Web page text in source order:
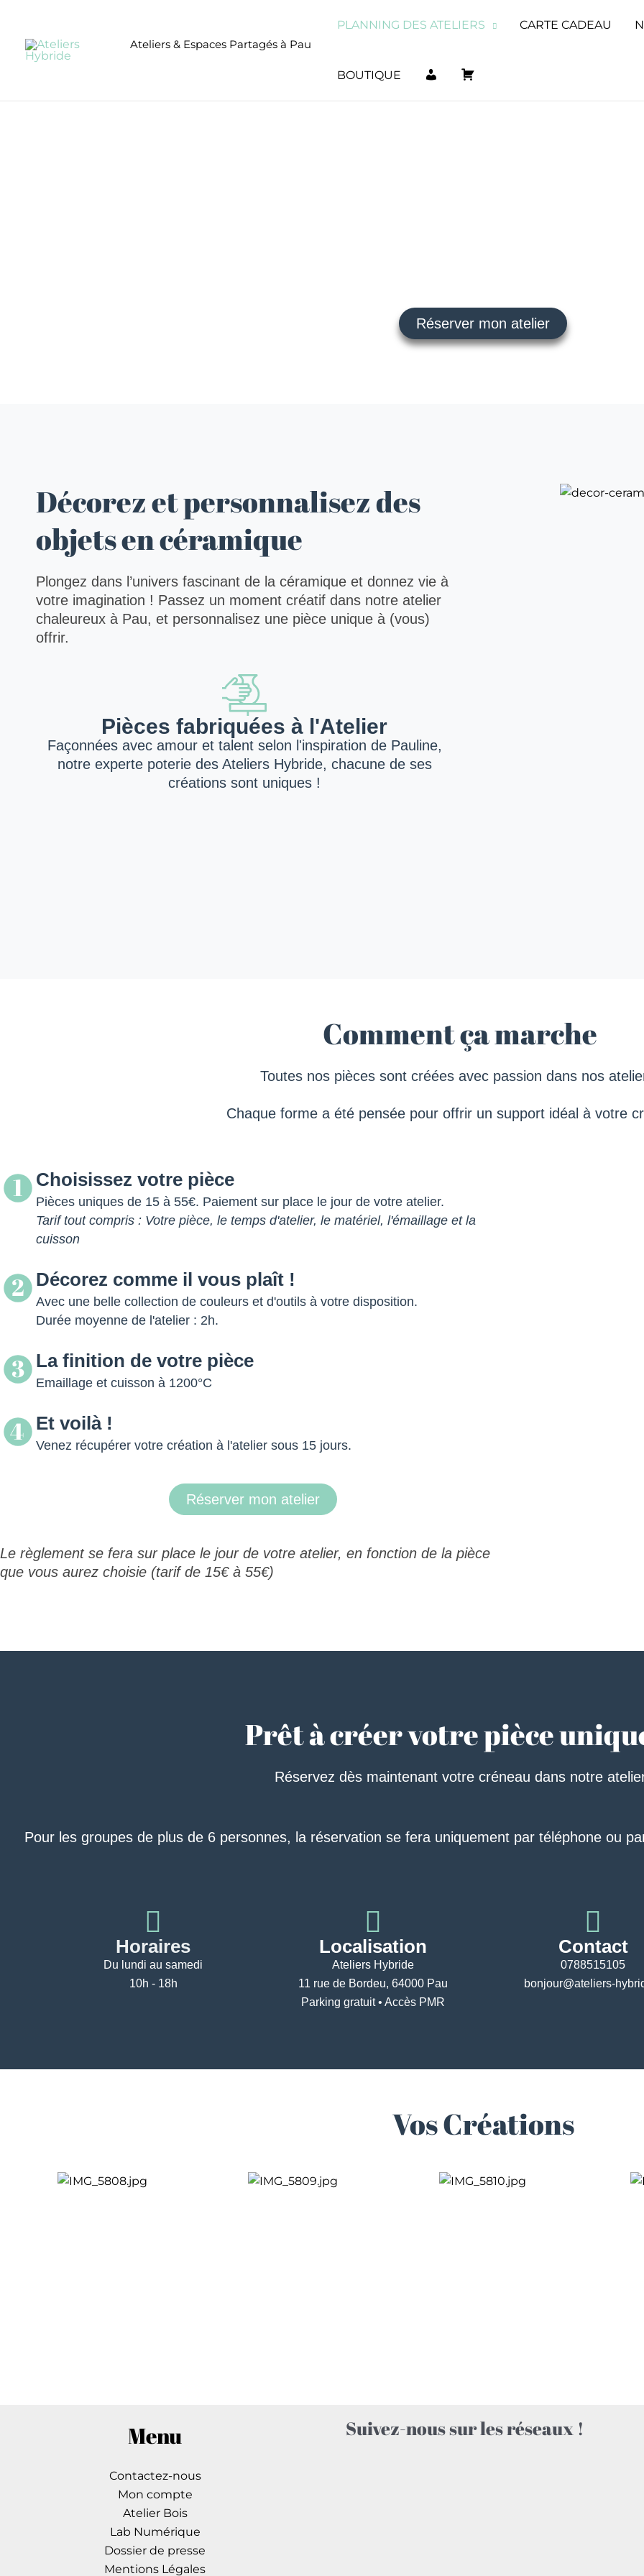
contenu
Ateliers & Espaces Partagés à Pau
PLANNING DES ATELIERS CARTE CADEAU
BOUTIQUE
M
P
R
Réserver mon atelier
Décorez et personnalisez des
objets en céramique
Plongez dans l’univers fascinant de la céramique et donnez vie à
votre imagination ! Passez un moment créatif dans notre atelier
chaleureux à Pau, et personnalisez une pièce unique à (vous)
offrir.
Pièces fabriquées à l'Atelier
Façonnées avec amour et talent selon l'inspiration de Pauline,
notre experte poterie des Ateliers Hybride, chacune de ses
créations sont uniques !
Comment ça marche
Toutes nos pièces sont créées avec passion dans nos
Chaque forme a été pensée pour offrir un support idéal à votre
1 Choisissez votre pièce
Pièces uniques de 15 à 55€. Paiement sur place le jour de votre atelier.
Tarif tout compris : Votre pièce, le temps d'atelier, le matériel, l'émaillage et la
cuisson
2 Décorez comme il vous plaît !
Avec une belle collection de couleurs et d'outils à votre disposition.
Durée moyenne de l'atelier : 2h.
3 La finition de votre pièce
Emaillage et cuisson à 1200°C
4 Et voilà !
Venez récupérer votre création à l'atelier sous 15 jours.
Réserver mon atelier
Le règlement se fera sur place le jour de votre atelier, en fonction de la pièce
que vous aurez choisie (tarif de 15€ à 55€)
Prêt à créer votre pièce
Réservez dès maintenant votre créneau dans notre
Pour les groupes de plus de 6 personnes, la réservation se fera uniquement par téléphone ou
Horaires
Du lundi au samedi
10h - 18h
Localisation
Ateliers Hybride
11 rue de Bordeu, 64000 Pau
Parking gratuit • Accès PMR
Contact
0788515105
bonjour@ateliers-
Vos Créations
Menu
Contactez-nous
Mon compte
Atelier Bois
Lab Numérique
Dossier de presse
Mentions Légales
Suivez-nous sur les réseaux !